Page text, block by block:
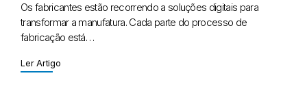
Os fabricantes estão recorrendo a soluções digitais para
transformar a manufatura. Cada parte do processo de
fabricação está…
Ler Artigo